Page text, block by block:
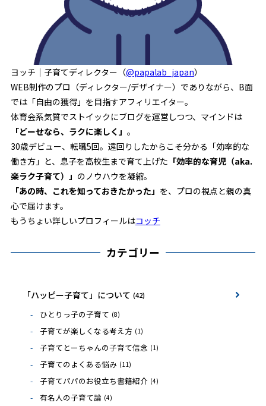
ヨッチ｜子育てディレクター（@papalab_japan）
WEB制作のプロ（ディレクター/デザイナー）でありながら、B面
では「自由の獲得」を目指すアフィリエイター。
体育会系気質でストイックにブログを運営しつつ、マインドは
「どーせなら、ラクに楽しく」 。
30歳デビュー、転職5回。遠回りしたからこそ分かる「効率的な
働き方」と、息子を高校生まで育て上げた 「効率的な育児（aka.
楽ラク子育て）」 のノウハウを凝縮。
「あの時、これを知っておきたかった」 を、プロの視点と親の真
心で届けます。
もうちょい詳しいプロフィールはコッチ
カテゴリー
「ハッピー子育て」について (42)
ひとりっ子の子育て (8)
子育てが楽しくなる考え方 (1)
子育てとーちゃんの子育て信念 (1)
子育てのよくある悩み (11)
子育てパパのお役立ち書籍紹介 (4)
有名人の子育て論 (4)